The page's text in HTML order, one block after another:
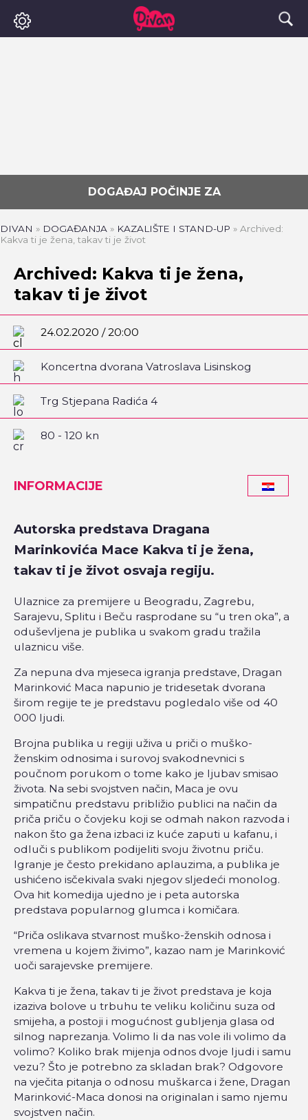
DOGAĐAJ POČINJE ZA
DIVAN » DOGAĐANJA » KAZALIŠTE I STAND-UP » Archived:
Kakva ti je žena, takav ti je život
Archived: Kakva ti je žena,
takav ti je život
24.02.2020 / 20:00
Koncertna dvorana Vatroslava Lisinskog
Trg Stjepana Radića 4
80 - 120 kn
INFORMACIJE
Autorska predstava Dragana
Marinkovića Mace Kakva ti je žena,
takav ti je život osvaja regiju.
Ulaznice za premijere u Beogradu, Zagrebu,
Sarajevu, Splitu i Beču rasprodane su “u tren oka”, a
oduševljena je publika u svakom gradu tražila
ulaznicu više.
Za nepuna dva mjeseca igranja predstave, Dragan
Marinković Maca napunio je tridesetak dvorana
širom regije te je predstavu pogledalo više od 40
000 ljudi.
Brojna publika u regiji uživa u priči o muško-
ženskim odnosima i surovoj svakodnevnici s
poučnom porukom o tome kako je ljubav smisao
života. Na sebi svojstven način, Maca je ovu
simpatičnu predstavu približio publici na način da
priča priču o čovjeku koji se odmah nakon razvoda i
nakon što ga žena izbaci iz kuće zaputi u kafanu, i
odluči s publikom podijeliti svoju životnu priču.
Igranje je često prekidano aplauzima, a publika je
ushićeno isčekivala svaki njegov sljedeći monolog.
Ova hit komedija ujedno je i peta autorska
predstava popularnog glumca i komičara.
“Priča oslikava stvarnost muško-ženskih odnosa i
vremena u kojem živimo”, kazao nam je Marinković
uoči sarajevske premijere.
Kakva ti je žena, takav ti je život predstava je koja
izaziva bolove u trbuhu te veliku količinu suza od
smijeha, a postoji i mogućnost gubljenja glasa od
silnog naprezanja. Volimo li da nas vole ili volimo da
volimo? Koliko brak mijenja odnos dvoje ljudi i samu
vezu? Što je potrebno za skladan brak? Odgovore
na vječita pitanja o odnosu muškarca i žene, Dragan
Marinković-Maca donosi na originalan i samo njemu
svojstven način.